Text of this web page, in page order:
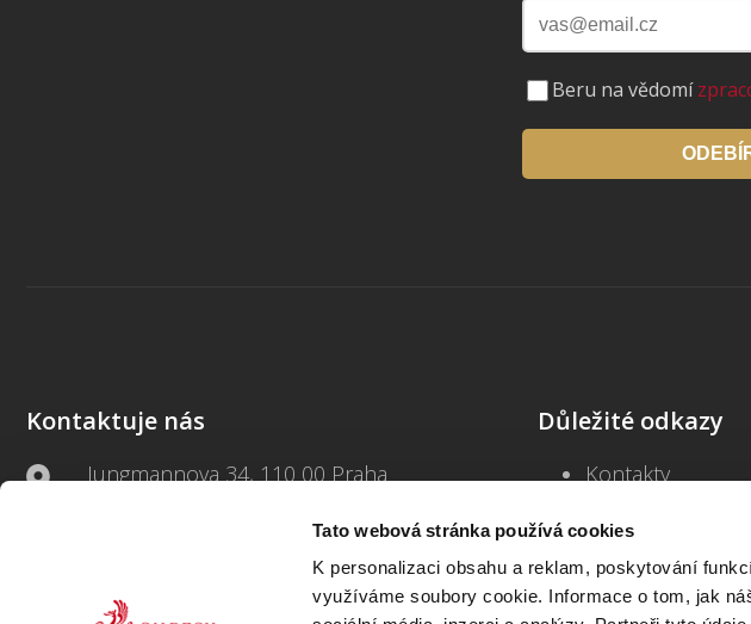
Tato webová stránka používá cookies
K personalizaci obsahu a reklam, poskytování
využíváme soubory cookie. Informace o tom, jak
Beru na vědomí
Kontaktuje nás
Jungmannova 34, 110 00 Praha
beck-online@beck.cz
Důležité odkazy
Kontakty
Blog
Často kladené
Všeobecné
Informace o